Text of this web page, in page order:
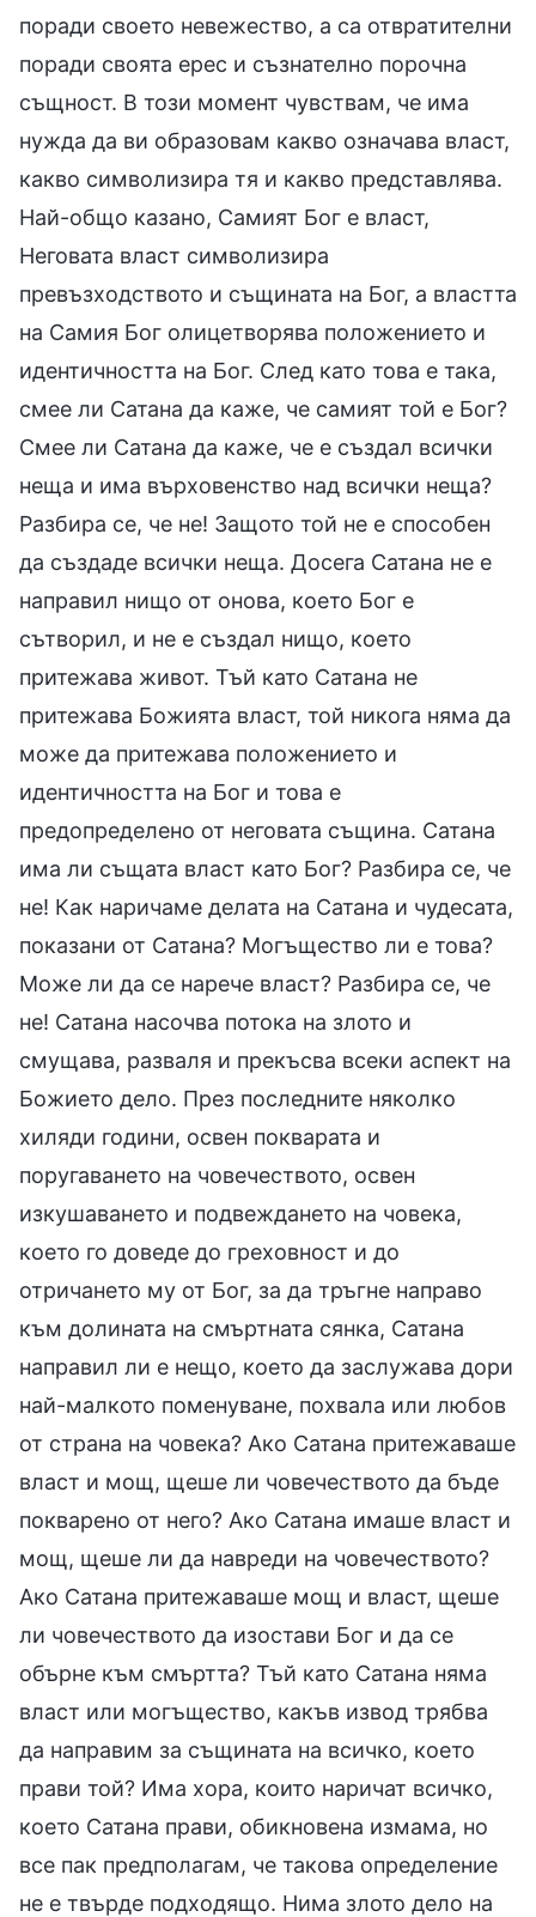
поради своето невежество, а са отвратителни
поради своята ерес и съзнателно порочна
същност. В този момент чувствам, че има
нужда да ви образовам какво означава власт,
какво символизира тя и какво представлява.
Най-общо казано, Самият Бог е власт,
Неговата власт символизира
превъзходството и същината на Бог, а властта
на Самия Бог олицетворява положението и
идентичността на Бог. След като това е така,
смее ли Сатана да каже, че самият той е Бог?
Смее ли Сатана да каже, че е създал всички
неща и има върховенство над всички неща?
Разбира се, че не! Защото той не е способен
да създаде всички неща. Досега Сатана не е
направил нищо от онова, което Бог е
сътворил, и не е създал нищо, което
притежава живот. Тъй като Сатана не
притежава Божията власт, той никога няма да
може да притежава положението и
идентичността на Бог и това е
предопределено от неговата същина. Сатана
има ли същата власт като Бог? Разбира се, че
не! Как наричаме делата на Сатана и чудесата,
показани от Сатана? Могъщество ли е това?
Може ли да се нарече власт? Разбира се, че
не! Сатана насочва потока на злото и
смущава, разваля и прекъсва всеки аспект на
Божието дело. През последните няколко
хиляди години, освен покварата и
поругаването на човечеството, освен
изкушаването и подвеждането на човека,
което го доведе до греховност и до
отричането му от Бог, за да тръгне направо
към долината на смъртната сянка, Сатана
направил ли е нещо, което да заслужава дори
най-малкото поменуване, похвала или любов
от страна на човека? Ако Сатана притежаваше
власт и мощ, щеше ли човечеството да бъде
покварено от него? Ако Сатана имаше власт и
мощ, щеше ли да навреди на човечеството?
Ако Сатана притежаваше мощ и власт, щеше
ли човечеството да изостави Бог и да се
обърне към смъртта? Тъй като Сатана няма
власт или могъщество, какъв извод трябва
да направим за същината на всичко, което
прави той? Има хора, които наричат всичко,
което Сатана прави, обикновена измама, но
все пак предполагам, че такова определение
не е твърде подходящо. Нима злото дело на